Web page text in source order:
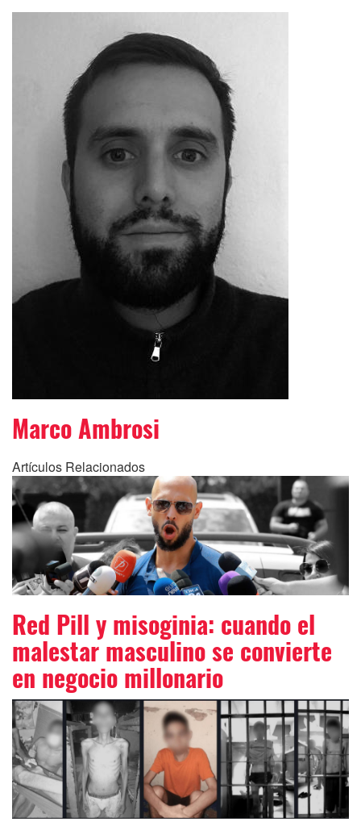
Marco Ambrosi
Artículos Relacionados
Red Pill y misoginia: cuando el
malestar masculino se convierte
en negocio millonario